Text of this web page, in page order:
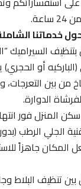
خدماتنا الشاملة
السيراميك
أو الحجري)
من بين التعرجات،
الدوارة.
فور
الجلي الرطب
جاهزاً
تنظيف البلاط